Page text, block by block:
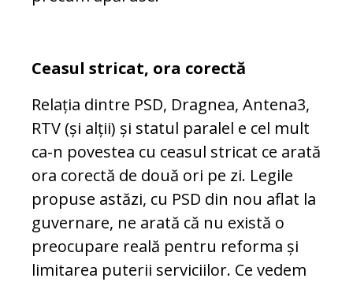
Ceasul stricat, ora corectă
Relația dintre PSD, Dragnea, Antena3,
RTV (și alții) și statul paralel e cel mult
ca-n povestea cu ceasul stricat ce arată
ora corectă de două ori pe zi. Legile
propuse astăzi, cu PSD din nou aflat la
guvernare, ne arată că nu există o
preocupare reală pentru reforma și
limitarea puterii serviciilor. Ce vedem